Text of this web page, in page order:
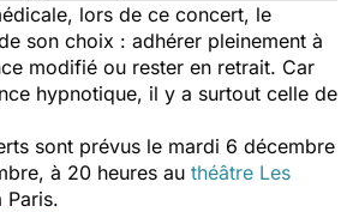
lors de ce concert, le
son choix : adhérer pleinement à
modifié ou rester en retrait. Car
hypnotique, il y a surtout celle de
sont prévus le mardi 6 décembre
à 20 heures au théâtre Les
Paris.